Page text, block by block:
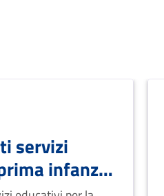
servizi
infanzia